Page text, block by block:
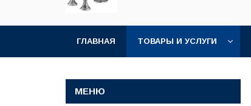
ГЛАВНАЯ ТОВАРЫ И УСЛУГИ